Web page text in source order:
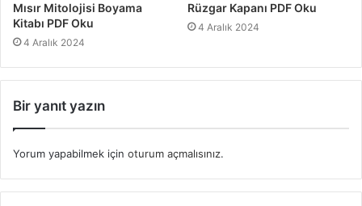
Mısır Mitolojisi Boyama
Kitabı PDF Oku
4 Aralık 2024
Rüzgar Kapanı PDF Oku
4 Aralık 2024
Bir yanıt yazın
Yorum yapabilmek için oturum açmalısınız.